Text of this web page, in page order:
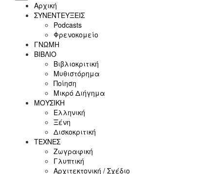
Αρχική
ΣΥΝΕΝΤΕΥΞΕΙΣ
Podcasts
Φρενοκομείο
ΓΝΩΜΗ
ΒΙΒΛΙΟ
Βιβλιοκριτική
Μυθιστόρημα
Ποίηση
Μικρό Διήγημα
ΜΟΥΣΙΚΗ
Ελληνική
Ξένη
Δισκοκριτική
ΤΕΧΝΕΣ
Ζωγραφική
Γλυπτική
Αρχιτεκτονική / Σχέδιο